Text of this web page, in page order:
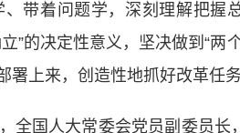
带着问题学，深刻理解把握
”的决定性意义，坚决做到“两
上来，创造性地抓好改革任务
国人大常委会党员副委员长